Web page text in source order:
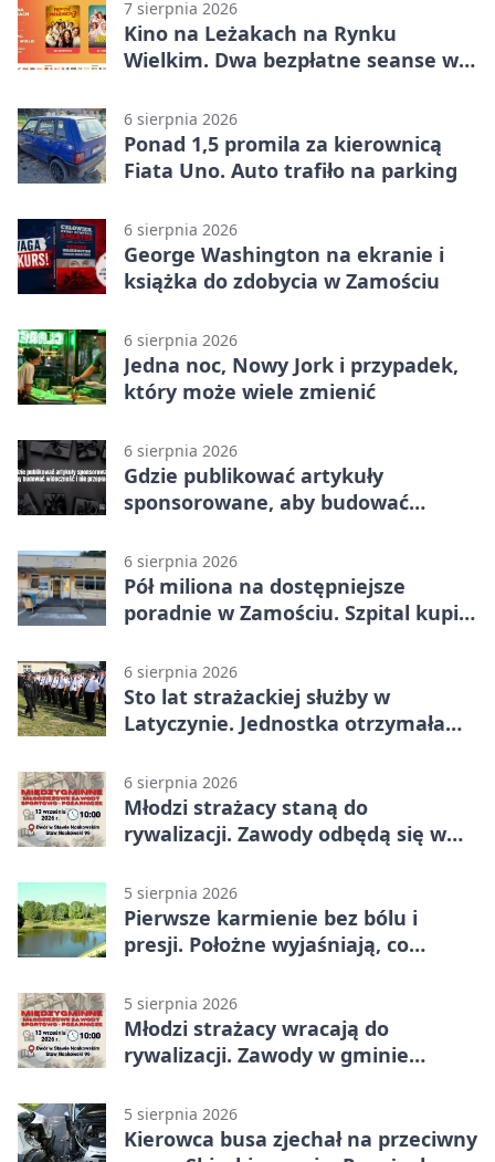
7 sierpnia 2026
Kino na Leżakach na Rynku
Wielkim. Dwa bezpłatne seanse w
6 sierpnia 2026
Ponad 1,5 promila za kierownicą
Fiata Uno. Auto trafiło na parking
6 sierpnia 2026
George Washington na ekranie i
książka do zdobycia w Zamościu
6 sierpnia 2026
Jedna noc, Nowy Jork i przypadek,
który może wiele zmienić
6 sierpnia 2026
Gdzie publikować artykuły
sponsorowane, aby budować
6 sierpnia 2026
Pół miliona na dostępniejsze
poradnie w Zamościu. Szpital kupi
6 sierpnia 2026
Sto lat strażackiej służby w
Latyczynie. Jednostka otrzymała
6 sierpnia 2026
Młodzi strażacy staną do
rywalizacji. Zawody odbędą się w
5 sierpnia 2026
Pierwsze karmienie bez bólu i
presji. Położne wyjaśniają, co
5 sierpnia 2026
Młodzi strażacy wracają do
rywalizacji. Zawody w gminie
5 sierpnia 2026
Kierowca busa zjechał na przeciwny